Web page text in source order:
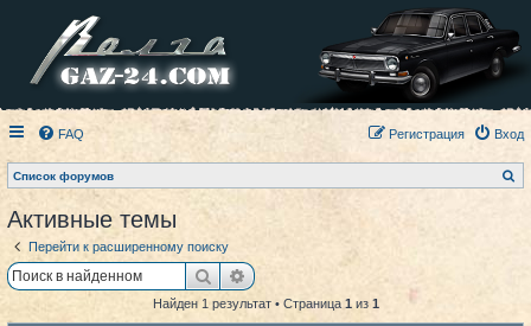
FAQ Вход
Регистрация
Список форумов
о
Активные темы
Перейти к расширенному поиску
ПоискРасширенный поиск
Найден 1 результат • Страница 1из 1